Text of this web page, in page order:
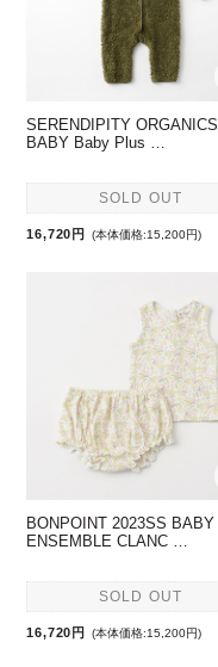
SERENDIPITY ORGANICS
BABY Baby Plus …
SOLD OUT
16,720円 (本体価格:15,200円)
BONPOINT 2023SS BABY
ENSEMBLE CLANC …
SOLD OUT
16,720円 (本体価格:15,200円)